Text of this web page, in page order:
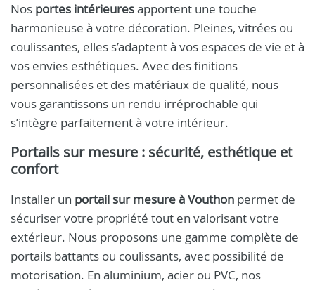
Nos portes intérieuresapportent une touche
harmonieuse à votre décoration. Pleines, vitrées ou
coulissantes, elles s’adaptent à vos espaces de vie et à
vos envies esthétiques. Avec des finitions
personnalisées et des matériaux de qualité, nous
vous garantissons un rendu irréprochable qui
s’intègre parfaitement à votre intérieur.
Portails sur mesure : sécurité, esthétique et
confort
Installer un portail sur mesure à Vouthon permet de
sécuriser votre propriété tout en valorisant votre
extérieur. Nous proposons une gamme complète de
portails battants ou coulissants, avec possibilité de
motorisation. En aluminium, acier ou PVC, nos